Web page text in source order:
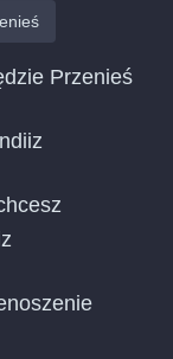
Przenieś